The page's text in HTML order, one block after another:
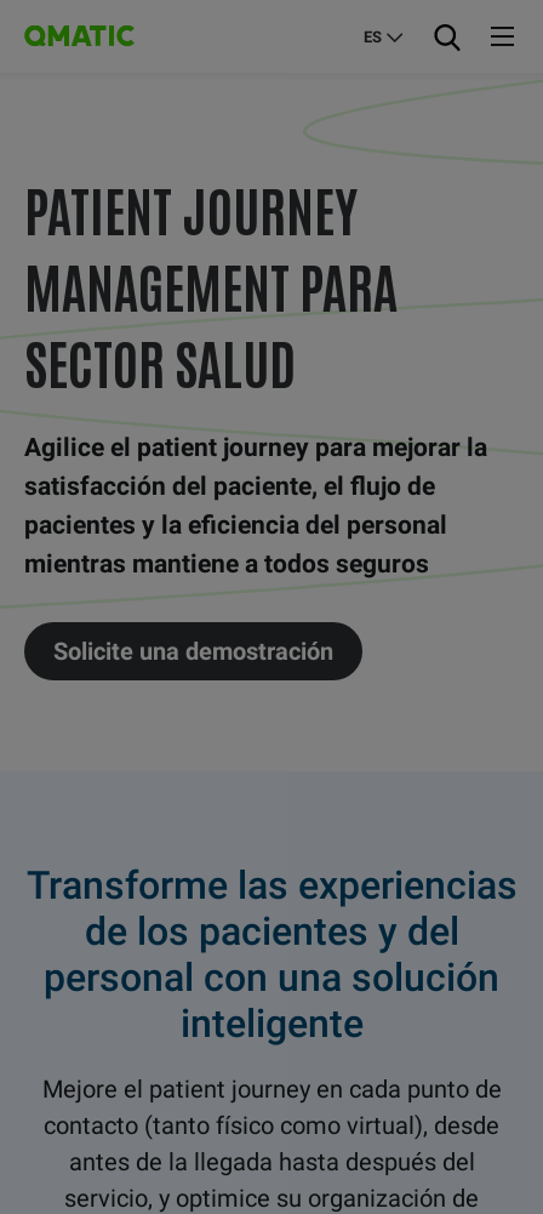
ES
PATIENT JOURNEY
MANAGEMENT PARA
SECTOR SALUD
Agilice el patient journey para mejorar la
satisfacción del paciente, el flujo de
pacientes y la eficiencia del personal
mientras mantiene a todos seguros
Solicite una demostración
Transforme las experiencias
de los pacientes y del
personal con una solución
inteligente
Mejore el patient journey en cada punto de
contacto (tanto físico como virtual), desde
antes de la llegada hasta después del
servicio, y optimice su organización de